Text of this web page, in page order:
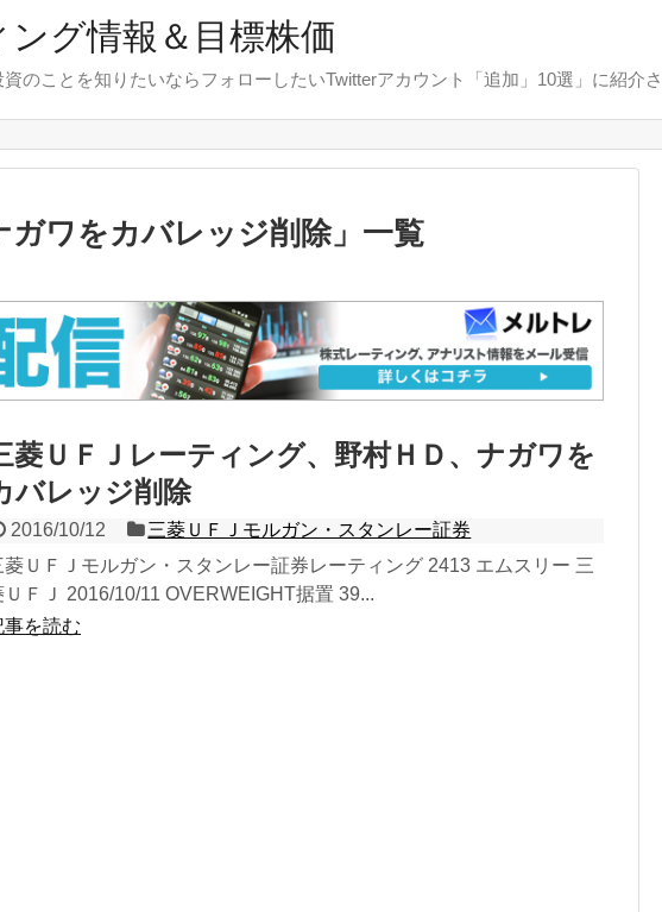
グ情報＆目標株価
のことを知りたいならフォローしたいTwitterアカウント「追加」10選」に紹介
ガワをカバレッジ削除」 一覧
菱ＵＦＪレーティング、野村ＨＤ、ナガワを
バレッジ削除
2016/10/12
三菱ＵＦＪモルガン・スタンレー証券
菱ＵＦＪモルガン・スタンレー証券レーティング 2413 エムスリー 三
ＵＦＪ 2016/10/11 OVERWEIGHT据置 39...
事を読む